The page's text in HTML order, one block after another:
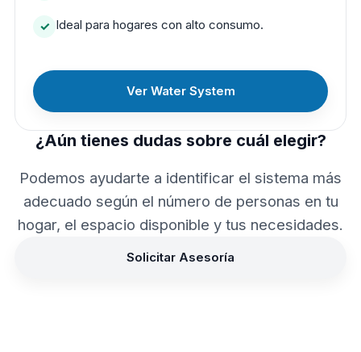
Ideal para hogares con alto consumo.
Ver Water System
¿Aún tienes dudas sobre cuál elegir?
Podemos ayudarte a identificar el sistema más
adecuado según el número de personas en tu
hogar, el espacio disponible y tus necesidades.
Solicitar Asesoría